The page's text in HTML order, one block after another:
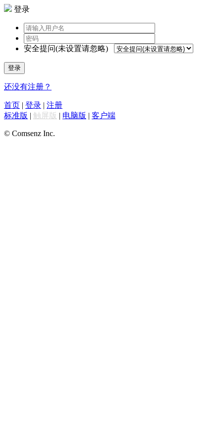
登录
安全提问(未设置请忽略)
登录
还没有注册？
首页 | 登录 | 注册
标准版 | 触屏版 | 电脑版 | 客户端
© Comsenz Inc.